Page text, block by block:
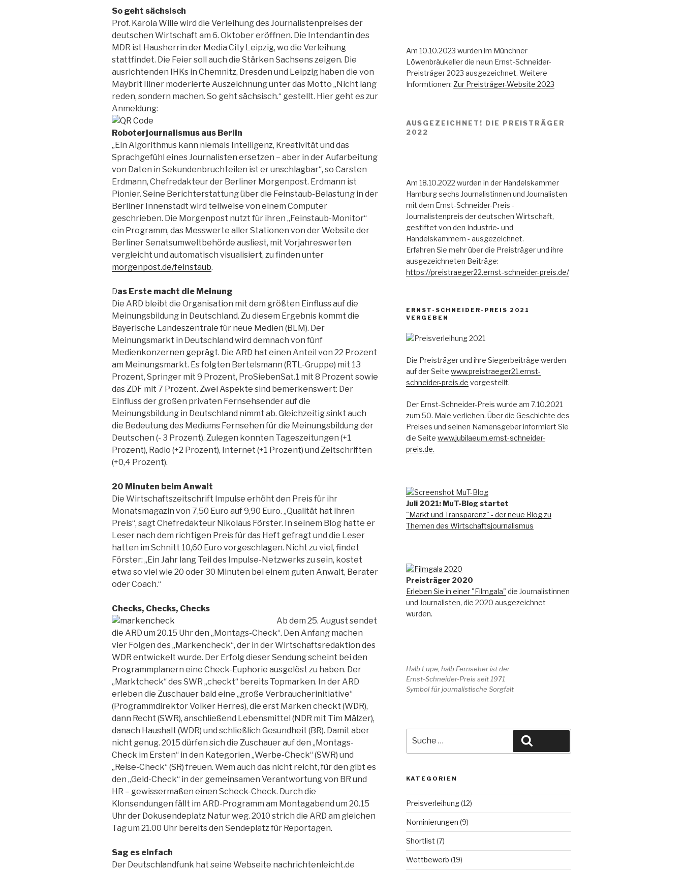
So geht sächsisch
Prof. Karola Wille wird die Verleihung des Journalistenpreises der
deutschen Wirtschaft am 6. Oktober eröffnen. Die Intendantin des
MDR ist Hausherrin der Media City Leipzig, wo die Verleihung
stattfindet. Die Feier soll auch die Stärken Sachsens zeigen. Die
ausrichtenden IHKs in Chemnitz, Dresden und Leipzig haben die von
Maybrit Illner moderierte Auszeichnung unter das Motto „Nicht lang
reden, sondern machen. So geht sächsisch.“ gestellt. Hier geht es zur
Anmeldung:
Roboterjournalismus aus Berlin
„Ein Algorithmus kann niemals Intelligenz, Kreativität und das
Sprachgefühl eines Journalisten ersetzen – aber in der Aufarbeitung
von Daten in Sekundenbruchteilen ist er unschlagbar“, so Carsten
Erdmann, Chefredakteur der Berliner Morgenpost. Erdmann ist
Pionier. Seine Berichterstattung über die Feinstaub-Belastung in der
Berliner Innenstadt wird teilweise von einem Computer
geschrieben. Die Morgenpost nutzt für ihren „Feinstaub-Monitor“
ein Programm, das Messwerte aller Stationen von der Website der
Berliner Senatsumweltbehörde ausliest, mit Vorjahreswerten
vergleicht und automatisch visu­a­lisiert, zu finden unter
morgenpost.de/feinstaub.
Das Erste macht die Meinung
Die ARD bleibt die Organisation mit dem größten Einfluss auf die
Meinungsbildung in Deutschland. Zu diesem Ergebnis kommt die
Bayerische Landeszentrale für neue Medien (BLM). Der
Meinungsmarkt in Deutschland wird demnach von fünf
Medienkonzernen geprägt. Die ARD hat einen Anteil von 22 Prozent
am Meinungsmarkt. Es folgten Bertelsmann (RTL-Gruppe) mit 13
Prozent, Sprin­­ger mit 9 Prozent, ProSiebenSat.1 mit 8 Prozent sowie
das ZDF mit 7 Prozent. Zwei Aspekte sind bemer­kenswert: Der
Einfluss der großen privaten Fernsehsen­der auf die
Meinungsbildung in Deutschland nimmt ab. Gleichzeitig sinkt auch
die Bedeutung des Mediums Fern­sehen für die Meinungsbildung der
Deutschen (- 3 Pro­zent). Zulegen konnten Tageszeitungen (+1
Prozent), Radio (+2 Prozent), Internet (+1 Prozent) und Zeit­schriften
(+0,4 Prozent).
20 Minuten beim Anwalt
Die Wirtschaftszeitschrift Impulse erhöht den Preis für ihr
Monatsmagazin von 7,50 Euro auf 9,90 Euro. „Qualität hat ihren
Preis“, sagt Chefredakteur Nikolaus Förster. In seinem Blog hatte er
Leser nach dem richtigen Preis für das Heft gefragt und die Leser
hatten im Schnitt 10,60 Euro vorgeschlagen. Nicht zu viel, findet
Förster: „Ein Jahr lang Teil des Impulse-Netzwerks zu sein, kostet
etwa so viel wie 20 oder 30 Minuten bei einem guten Anwalt, Berater
oder Coach.“
Checks, Checks, Checks
Ab dem 25. August sendet
die ARD um 20.15 Uhr den „Montags-Check“. Den Anfang machen
vier Folgen des „Markencheck“, der in der Wirtschaftsredaktion des
WDR entwickelt wurde. Der Erfolg dieser Sendung scheint bei den
Programmplanern eine Check-Euphorie ausgelöst zu haben. Der
„Marktcheck“ des SWR „checkt“ bereits Topmarken. In der ARD
erleben die Zuschauer bald eine „große Verbraucherinitiative“
(Programmdirektor Volker Herres), die erst Marken checkt (WDR),
dann Recht (SWR), anschließend Lebensmittel (NDR mit Tim Mälzer),
danach Haushalt (WDR) und schließlich Gesundheit (BR). Damit aber
nicht genug. 2015 dürfen sich die Zuschauer auf den „Montags-
Check im Ersten“ in den Kategorien „Werbe-Check“ (SWR) und
„Reise-Check“ (SR) freuen. Wem auch das nicht reicht, für den gibt es
den „Geld-Check“ in der gemeinsamen Verantwortung von BR und
HR – gewissermaßen einen Scheck-Check. Durch die
Klonsendungen fällt im ARD-Programm am Montagabend um 20.15
Uhr der Dokusendeplatz Natur weg. 2010 strich die ARD am gleichen
Tag um 21.00 Uhr bereits den Sendeplatz für Reportagen.
Sag es einfach
Der Deutschlandfunk hat seine Webseite nachrichtenleicht.de
Am 10.10.2023 wurden im Münchner
Löwenbräukeller die neun Ernst-Schneider-
Preisträger 2023 ausgezeichnet. Weitere
Informtionen: Zur Preisträger-Website 2023
AUSGEZEICHNET! DIE PREISTRÄGER
2022
Am 18.10.2022 wurden in der Handelskammer
Hamburg sechs Journalistinnen und Journalisten
mit dem Ernst-Schneider-Preis -
Journalistenpreis der deutschen Wirtschaft,
gestiftet von den Industrie- und
Handelskammern - ausgezeichnet.
Erfahren Sie mehr über die Preisträger und ihre
ausgezeichneten Beiträge:
https://preistraeger22.ernst-schneider-preis.de/
ERNST-SCHNEIDER-PREIS 2021
VERGEBEN
Die Preisträger und ihre Siegerbeiträge werden
auf der Seite www.preistraeger21.ernst-
schneider-preis.de vorgestellt.
Der Ernst-Schneider-Preis wurde am 7.10.2021
zum 50. Male verliehen. Über die Geschichte des
Preises und seinen Namensgeber informiert Sie
die Seite www.jubilaeum.ernst-schneider-
preis.de.
Juli 2021: MuT-Blog startet
"Markt und Transparenz" - der neue Blog zu
Themen des Wirtschaftsjournalismus
Preisträger 2020
Erleben Sie in einer "Filmgala" die Journalistinnen
und Journalisten, die 2020 ausgezeichnet
wurden.
Halb Lupe, halb Fernseher ist der
Ernst-Schneider-Preis seit 1971
Symbol für journalistische Sorgfalt
nach:
KATEGORIEN
Preisverleihung(12)
Nominierungen (9)
Shortlist (7)
Wettbewerb (19)